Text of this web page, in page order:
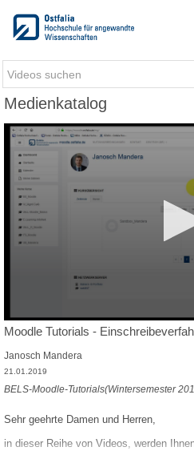
Medienkatalog
Moodle Tutorials -
Janosch Mandera
21.01.2019
BELS-Moodle-Tutorials(Wintersemester
Sehr geehrte Damen und Herren,
in dieser Reihe von Videos, werden